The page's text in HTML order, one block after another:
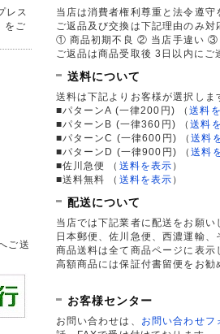
レス
をご
ご送
当店は消費者権利尊重と法令遵守
ご返品及び交換は下記理由のみ対
① 商品初期不良 ② 当店手違い ③
ご返品は商品受取後 3日以内にご
送料について
送料は下記よりお客様が選択しま
■パターンA (一律200円)
（送料
■パターンB (一律360円)
（送料
■パターンC (一律600円)
（送料
■パターンD (一律900円)
（送料
■佐川急便
（ 送料を表示 ）
■送料無料
（ 送料を表示 ）
配送について
当店では下記業者に配送をお願い
日本郵便、佐川急便、西濃運輸
商品送料は全て商品ページに表示
高額商品には保証付書留便をお勧
お客様センター
お問い合わせは、 お問い合わせフ